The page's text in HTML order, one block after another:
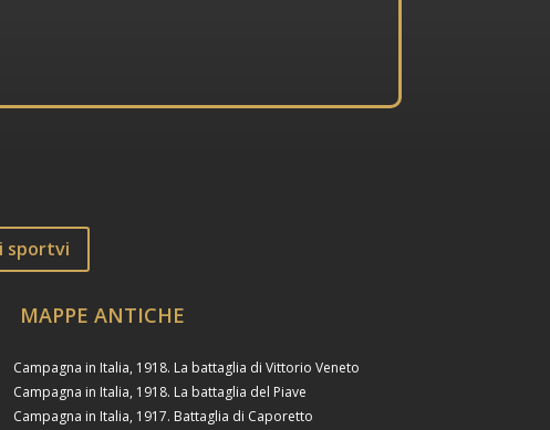
sportvi
MAPPE ANTICHE
Campagna in Italia, 1918. La battaglia di Vittorio Veneto
Campagna in Italia, 1918. La battaglia del Piave
Campagna in Italia, 1917. Battaglia di Caporetto